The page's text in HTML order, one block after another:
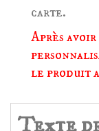
carte.
Après
le produit